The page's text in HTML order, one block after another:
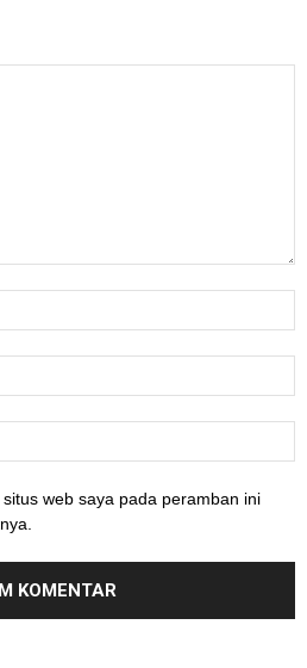
web saya pada peramban ini